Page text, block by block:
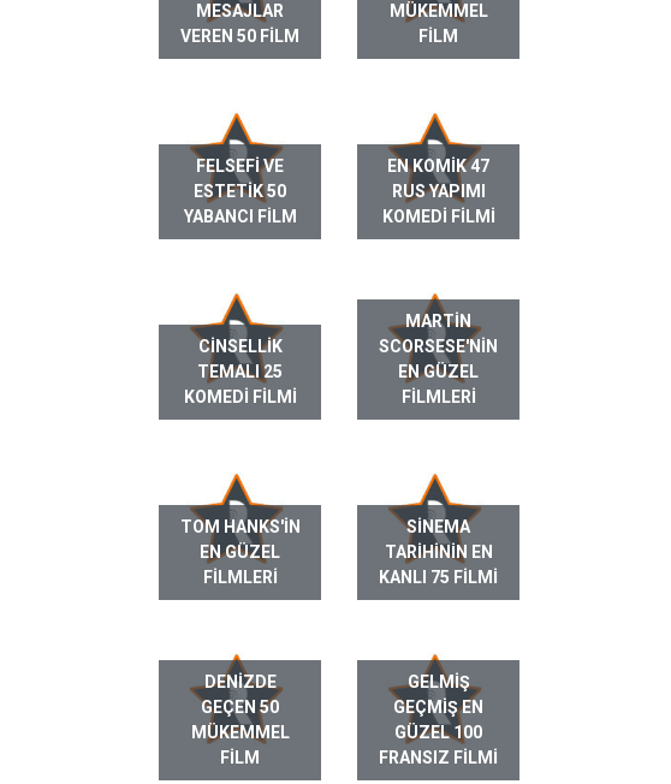
MESAJLAR
VEREN 50 FILM
MÜKEMMEL
FILM
FELSEFI VE
ESTETIK 50
YABANCI FILM
EN KOMIK 47
RUS YAPIMI
KOMEDI FILMI
CINSELLIK
TEMALI 25
KOMEDI FILMI
MARTIN
SCORSESE'NIN
EN GÜZEL
FILMLERI
TOM HANKS'IN
EN GÜZEL
FILMLERI
SINEMA
TARIHININ EN
KANLI 75 FILMI
DENIZDE
GEÇEN 50
MÜKEMMEL
FILM
GELMIŞ
GEÇMIŞ EN
GÜZEL 100
FRANSIZ FILMI